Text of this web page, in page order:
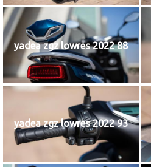
yadea zgz lowres 2022 88
yadea zgz lowres 2022 93